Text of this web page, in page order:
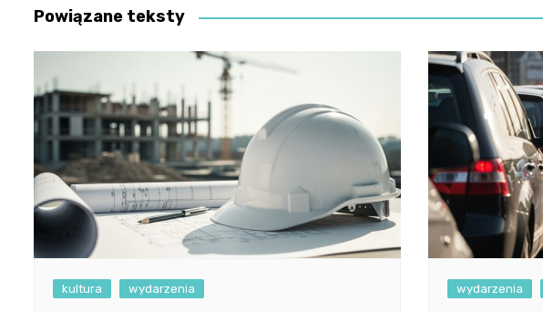
Powiązane teksty
kultura wydarzenia wydarzenia